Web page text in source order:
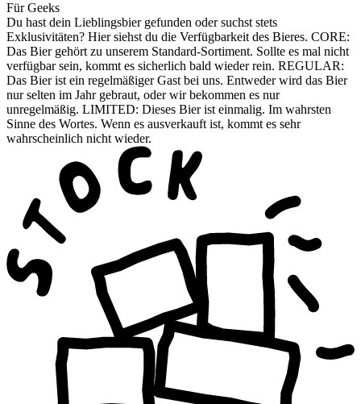
Für Geeks
Du hast dein Lieblingsbier gefunden oder suchst stets
Exklusivitäten? Hier siehst du die Verfügbarkeit des Bieres. CORE:
Das Bier gehört zu unserem Standard-Sortiment. Sollte es mal nicht
verfügbar sein, kommt es sicherlich bald wieder rein. REGULAR:
Das Bier ist ein regelmäßiger Gast bei uns. Entweder wird das Bier
nur selten im Jahr gebraut, oder wir bekommen es nur
unregelmäßig. LIMITED: Dieses Bier ist einmalig. Im wahrsten
Sinne des Wortes. Wenn es ausverkauft ist, kommt es sehr
wahrscheinlich nicht wieder.